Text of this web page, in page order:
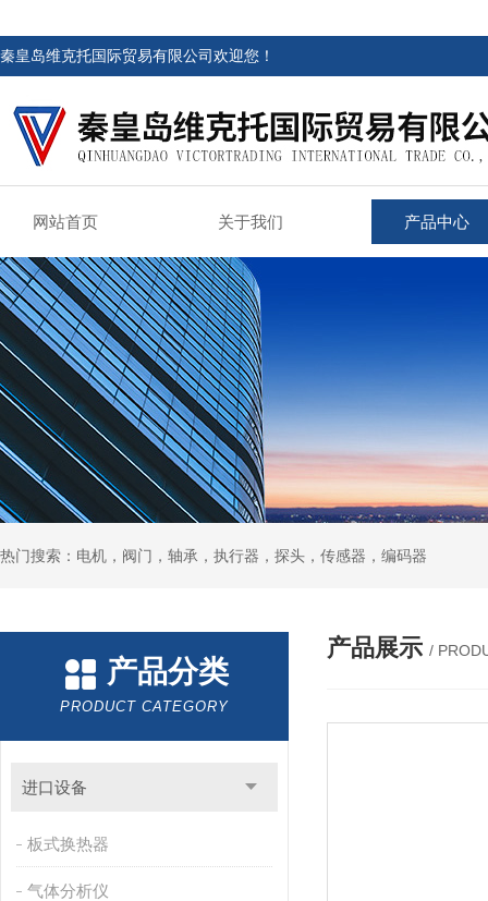
秦皇岛维克托国际贸易有限公司欢迎您！
网站首页 关于我们 产品中心
热门搜索：电机，阀门，轴承，执行器，探头，传感器，编码器
产品分类
PRODUCT CATEGORY
进口设备
板式换热器
气体分析仪
产品展示 /